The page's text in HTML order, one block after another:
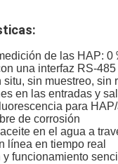
de las HAP:
una interfaz RS-
situ, sin muestreo, sin
en las entradas y
para
de corrosión
en el agua a
línea en tiempo real
y funcionamiento